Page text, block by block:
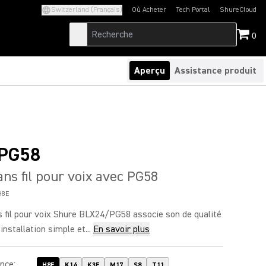
Switzerland (Français) Où Acheter Tech Portal
(Opens in a new tab)ShureCloud
(Opens in a new
0
Aperçu Assistance produit
fil pour voix avec PG58
fil pour voix Shure BLX24/PG58 associe son de qualité
simple et... En savoir plus